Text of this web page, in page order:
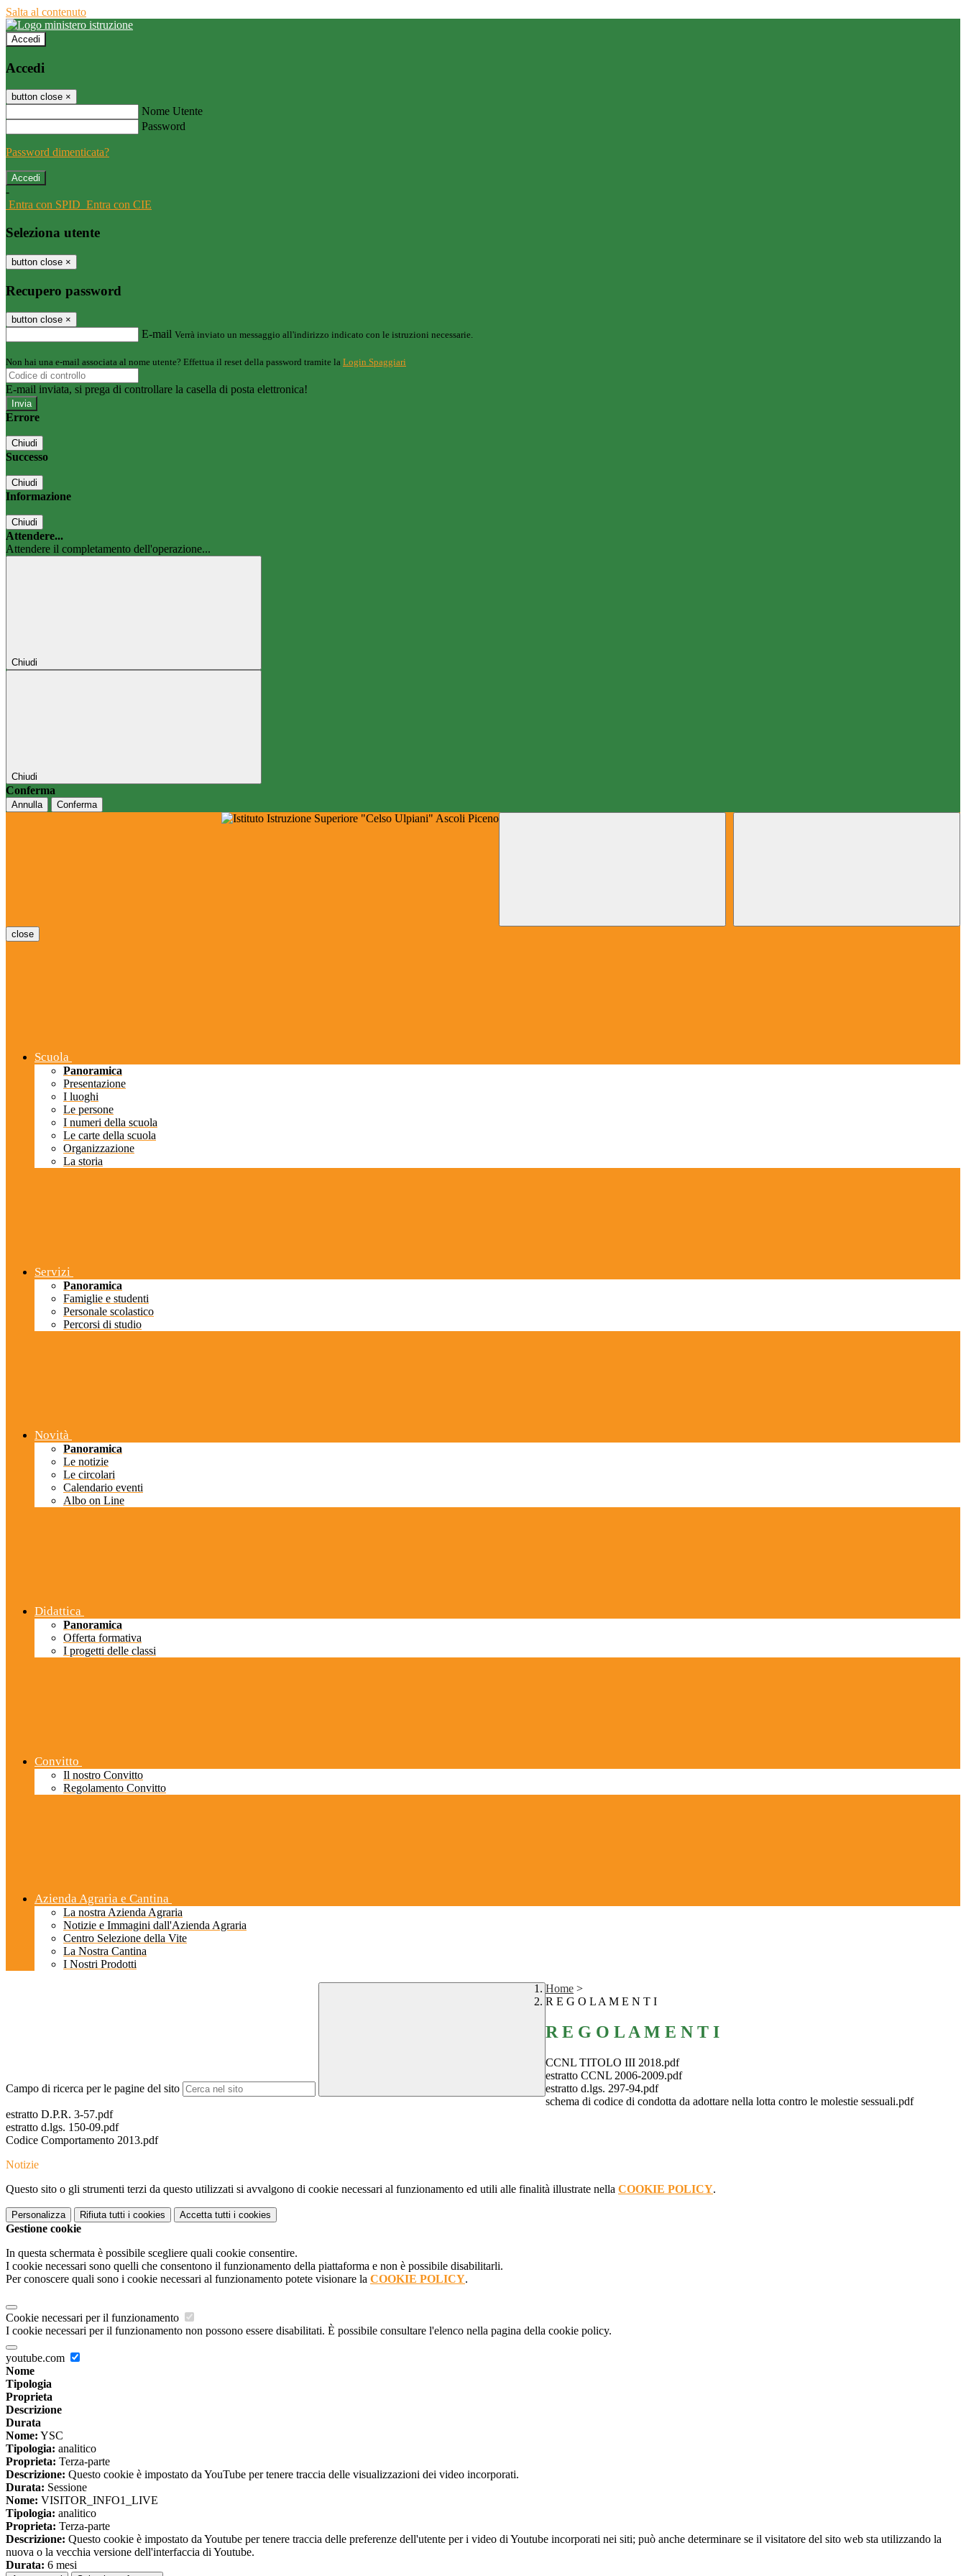
Salta al contenuto
Accedi
Accedi
button close ×
Nome Utente
Password
Password dimenticata?
-
Entra con SPID Entra con CIE
Seleziona utente
button close ×
Recupero password
button close ×
E-mail Verrà inviato un messaggio all'indirizzo indicato con le istruzioni necessarie.
Non hai una e-mail associata al nome utente? Effettua il reset della password tramite la Login Spaggiari
E-mail inviata, si prega di controllare la casella di posta elettronica!
Errore
Chiudi
Successo
Chiudi
Informazione
Chiudi
Attendere...
Attendere il completamento dell'operazione...
Chiudi
Chiudi
Conferma
Annulla Conferma
close
Scuola
Panoramica
Presentazione
I luoghi
Le persone
I numeri della scuola
Le carte della scuola
Organizzazione
La storia
Servizi
Panoramica
Famiglie e studenti
Personale scolastico
Percorsi di studio
Novità
Panoramica
Le notizie
Le circolari
Calendario eventi
Albo on Line
Didattica
Panoramica
Offerta formativa
I progetti delle classi
Convitto
Il nostro Convitto
Regolamento Convitto
Azienda Agraria e Cantina
La nostra Azienda Agraria
Notizie e Immagini dall'Azienda Agraria
Centro Selezione della Vite
La Nostra Cantina
I Nostri Prodotti
Campo di ricerca per le pagine del sito
Home >
R E G O L A M E N T I
R E G O L A M E N T I
CCNL TITOLO III 2018.pdf
estratto CCNL 2006-2009.pdf
estratto d.lgs. 297-94.pdf
schema di codice di condotta da adottare nella lotta contro le molestie sessuali.pdf
estratto D.P.R. 3-57.pdf
estratto d.lgs. 150-09.pdf
Codice Comportamento 2013.pdf
Notizie
Questo sito o gli strumenti terzi da questo utilizzati si avvalgono di cookie necessari al funzionamento ed utili alle finalità illustrate nella COOKIE POLICY.
Personalizza Rifiuta tutti i cookies Accetta tutti i cookies
Gestione cookie
In questa schermata è possibile scegliere quali cookie consentire.
I cookie necessari sono quelli che consentono il funzionamento della piattaforma e non è possibile disabilitarli.
Per conoscere quali sono i cookie necessari al funzionamento potete visionare la COOKIE POLICY.
Cookie necessari per il funzionamento
I cookie necessari per il funzionamento non possono essere disabilitati. È possibile consultare l'elenco nella pagina della cookie policy.
youtube.com
Nome
Tipologia
Proprieta
Descrizione
Durata
Nome: YSC
Tipologia: analitico
Proprieta: Terza-parte
Descrizione: Questo cookie è impostato da YouTube per tenere traccia delle visualizzazioni dei video incorporati.
Durata: Sessione
Nome: VISITOR_INFO1_LIVE
Tipologia: analitico
Proprieta: Terza-parte
Descrizione: Questo cookie è impostato da Youtube per tenere traccia delle preferenze dell'utente per i video di Youtube incorporati nei siti; può anche determinare se il visitatore del sito web sta utilizzando la
nuova o la vecchia versione dell'interfaccia di Youtube.
Durata: 6 mesi